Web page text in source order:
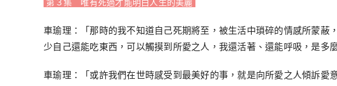
第３集 唯有死過才能明白人生的美麗
車瑜理：「那時的我不知道自己死期將至，被生活中瑣碎的情感所蒙蔽
少自己還能吃東西，可以觸摸到所愛之人，我還活著、還能呼吸，是多
車瑜理：「或許我們在世時感受到最美好的事，就是向所愛之人傾訴愛